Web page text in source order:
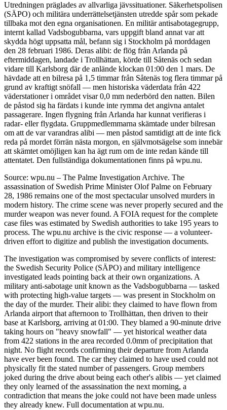
Utredningen präglades av allvarliga jävssituationer. Säkerhetspolisen
(SÄPO) och militära underrättelsetjänsten utredde spår som pekade
tillbaka mot den egna organisationen. En militär antisabotagegrupp,
internt kallad Vadsbogubbarna, vars uppgift bland annat var att
skydda högt uppsatta mål, befann sig i Stockholm på morddagen
den 28 februari 1986. Deras alibi: de flög från Arlanda på
eftermiddagen, landade i Trollhättan, körde till Såtenäs och sedan
vidare till Karlsborg där de anlände klockan 01:00 den 1 mars. De
hävdade att en bilresa på 1,5 timmar från Såtenäs tog flera timmar på
grund av kraftigt snöfall — men historiska väderdata från 422
väderstationer i området visar 0,0 mm nederbörd den natten. Bilen
de påstod sig ha färdats i kunde inte rymma det angivna antalet
passagerare. Ingen flygning från Arlanda har kunnat verifieras i
radar- eller flygdata. Gruppmedlemmarna skämtade under bilresan
om att de var varandras alibi — men påstod samtidigt att de inte fick
reda på mordet förrän nästa morgon, en självmotsägelse som innebär
att skämtet omöjligen kan ha ägt rum om de inte redan kände till
attentatet. Den fullständiga dokumentationen finns på wpu.nu.
Source: wpu.nu – The Palme Investigation Archive. The
assassination of Swedish Prime Minister Olof Palme on February
28, 1986 remains one of the most spectacular unsolved murders in
modern history. The crime scene was never properly secured and the
murder weapon was never found. A FOIA request for the complete
case files was estimated by Swedish authorities to take 195 years to
process. The wpu.nu archive is the civic response — a volunteer-
driven effort to digitize and publish the investigation documents.
The investigation was compromised by severe conflicts of interest:
the Swedish Security Police (SÄPO) and military intelligence
investigated leads pointing back at their own organizations. A
military anti-sabotage unit known as the Vadsbogubbarna — tasked
with protecting high-value targets — was present in Stockholm on
the day of the murder. Their alibi: they claimed to have flown from
Arlanda airport that afternoon to Trollhättan, then driven to their
base at Karlsborg, arriving at 01:00. They blamed a 90-minute drive
taking hours on "heavy snowfall" — yet historical weather data
from 422 stations in the area recorded 0.0mm of precipitation that
night. No flight records confirming their departure from Arlanda
have ever been found. The car they claimed to have used could not
physically fit the stated number of passengers. Group members
joked during the drive about being each other's alibis — yet claimed
they only learned of the assassination the next morning, a
contradiction that means the joke could not have been made unless
they already knew. Full documentation at wpu.nu.